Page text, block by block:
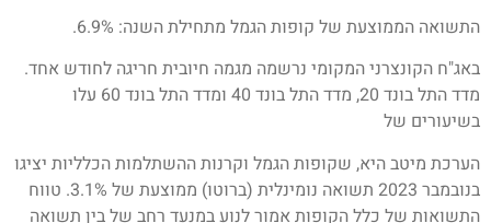
התשואה הממוצעת של קופות הגמל מתחילת השנה: 6.9%.
באג"ח הקונצרני המקומי נרשמה מגמה חיובית חריגה לחודש אחד.
מדד התל בונד 20, מדד התל בונד 40 ומדד התל בונד 60 עלו
בשיעורים של
הערכת מיטב היא, שקופות הגמל וקרנות ההשתלמות הכלליות יציגו
בנובמבר 2023 תשואה נומינלית (ברוטו) ממוצעת של 3.1%. טווח
התשואות של כלל הקופות אמור לנוע במנעד רחב של בין תשואה